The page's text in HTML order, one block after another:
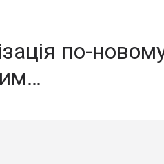
по-